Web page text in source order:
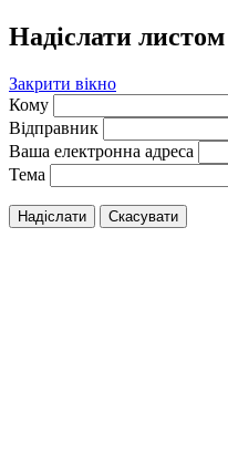
Надіслати
Закрити вікно
Кому
Відправник
Ваша електронна адреса
Тема
Надіслати Скасувати